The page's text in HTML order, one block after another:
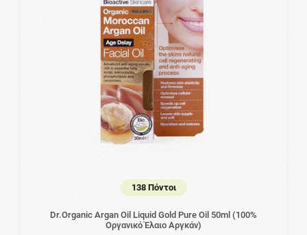
138 Πόντοι
Dr.Organic Argan Oil Liquid Gold Pure Oil 50ml (100%
Οργανικό Έλαιο Αργκάν)